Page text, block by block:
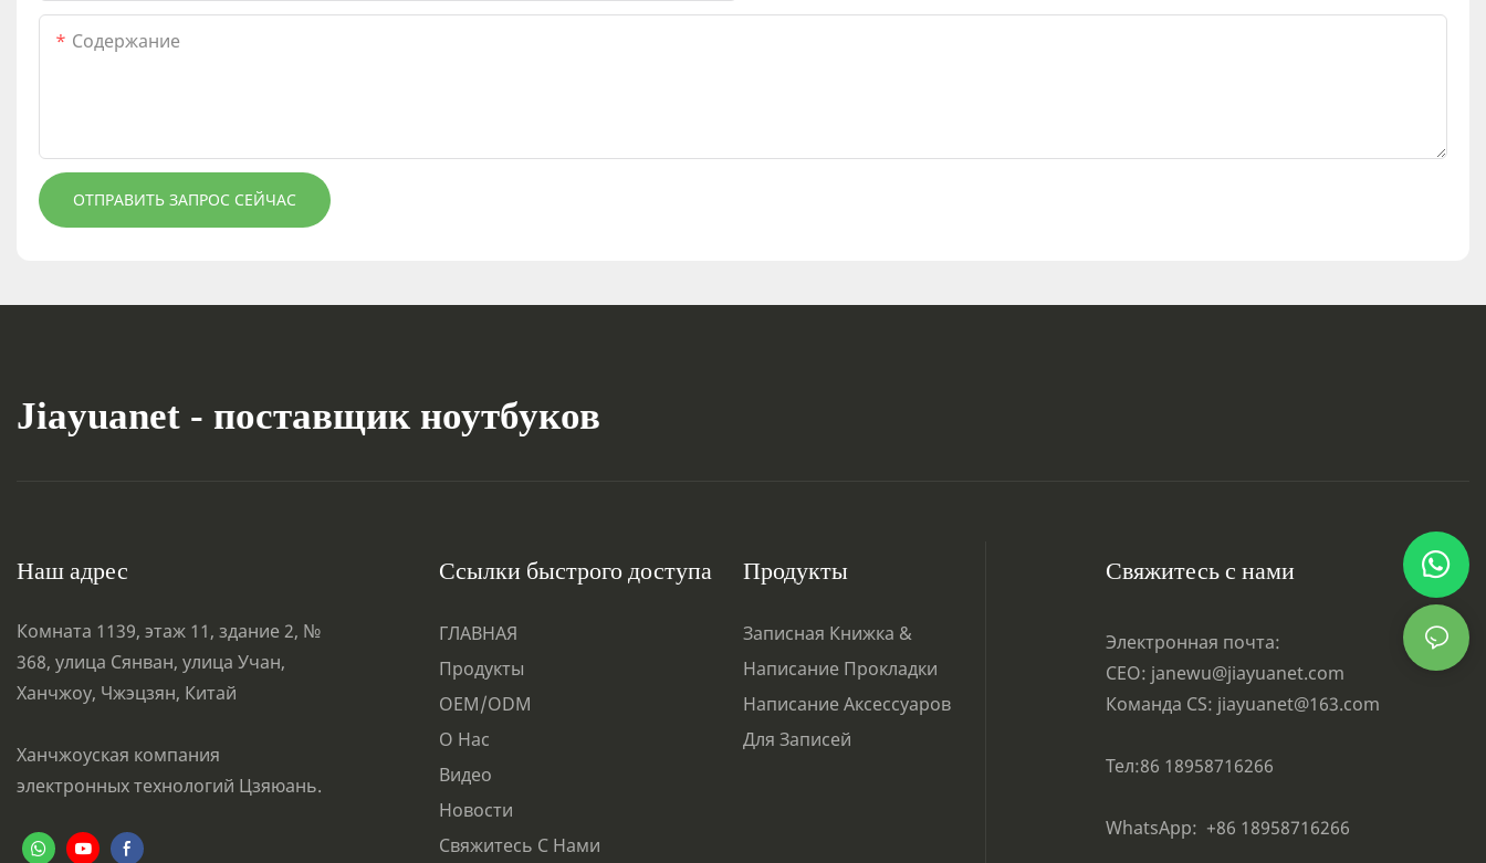
Содержание
ОТПРАВИТЬ ЗАПРОС СЕЙЧАС
Jiayuanet - поставщик ноутбуков
Наш адрес
Комната 1139, этаж 11, здание 2, №
368, улица Сянван, улица Учан,
Ханчжоу, Чжэцзян, Китай
Ханчжоуская компания
электронных технологий Цзяюань.
Ссылки быстрого доступа
ГЛАВНАЯ
Продукты
OEM/ODM
О Нас
Видео
Новости
Свяжитесь С Нами
Продукты
Записная Книжка &
Написание Прокладки
Написание Аксессуаров
Для Записей
Свяжитесь с нами
Электронная почта:
CEO: janewu@jiayuanet.com
Команда CS: jiayuanet@163.com
Тел:86 18958716266
WhatsApp: +86 18958716266